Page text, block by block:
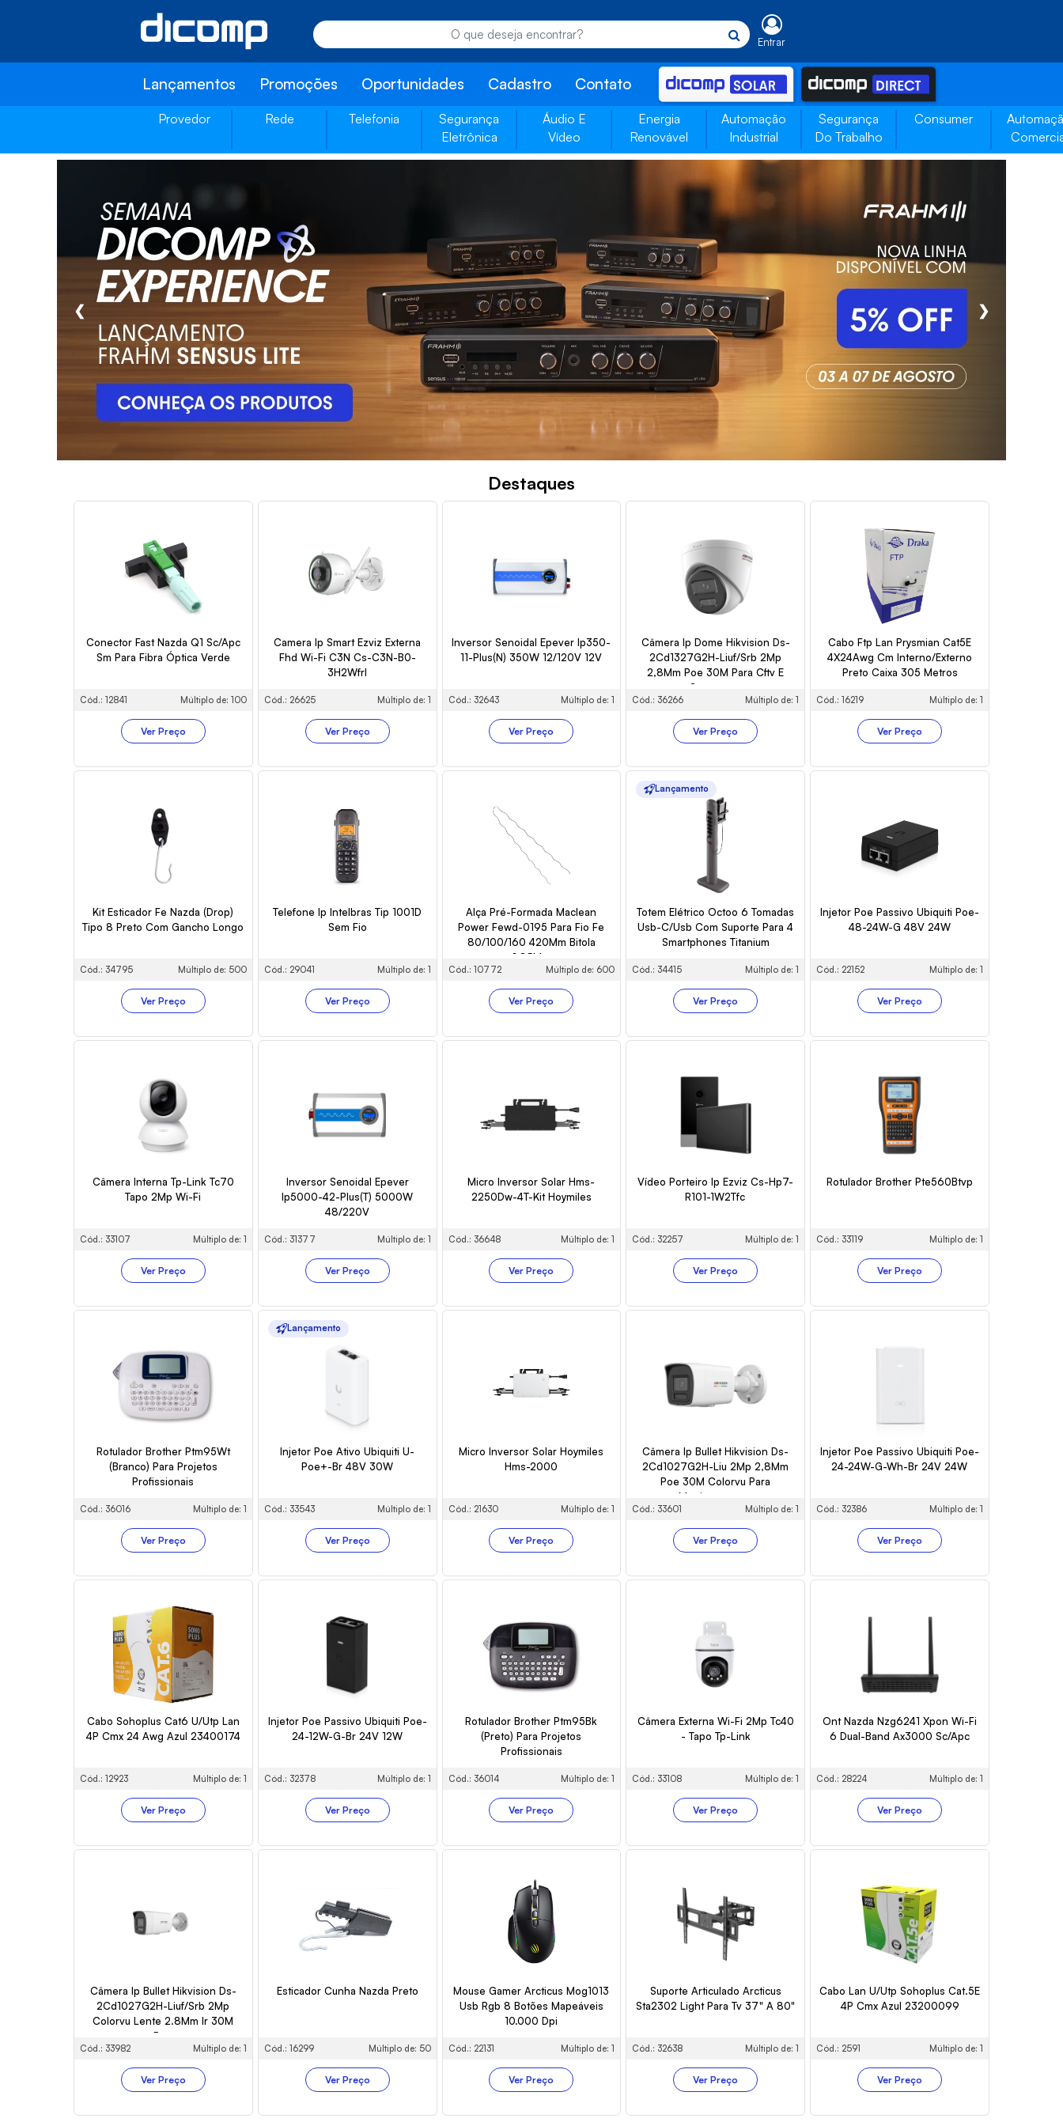
Entrar
Lançamentos Promoções Oportunidades Cadastro Contato
Provedor Rede Telefonia
Segurança
Eletrônica
Áudio E
Vídeo
Energia
Renovável
Automação
Industrial
Segurança
Do Trabalho
Consumer
❮ ❯
Destaques
Conector Fast Nazda Q1 Sc/Apc
Sm Para Fibra Óptica Verde
Cód.: 12841 Múltiplo de: 100
Ver Preço
Camera Ip Smart Ezviz Externa
Fhd Wi-Fi C3N Cs-C3N-B0-
3H2Wfrl
Cód.: 26625 Múltiplo de: 1
Ver Preço
Inversor Senoidal Epever Ip350-
11-Plus(N) 350W 12/120V 12V
Cód.: 32643 Múltiplo de: 1
Ver Preço
Câmera Ip Dome Hikvision Ds-
2Cd1327G2H-Liuf/Srb 2Mp
2,8Mm Poe 30M Para Cftv E
Segurança
Cód.: 36266 Múltiplo de: 1
Ver Preço
Cabo Ftp Lan Prysmian Cat5E
4X24Awg Cm Interno/Externo
Preto Caixa 305 Metros
Cód.: 16219 Múltiplo de: 1
Ver Preço
Kit Esticador Fe Nazda (Drop)
Tipo 8 Preto Com Gancho Longo
Cód.: 34795 Múltiplo de: 500
Ver Preço
Telefone Ip Intelbras Tip 1001D
Sem Fio
Cód.: 29041 Múltiplo de: 1
Ver Preço
Alça Pré-Formada Maclean
Power Fewd-0195 Para Fio Fe
80/100/160 420Mm Bitola
1,85Mm
Cód.: 10772 Múltiplo de: 600
Ver Preço
Lançamento
Totem Elétrico Octoo 6 Tomadas
Usb-C/Usb Com Suporte Para 4
Smartphones Titanium
Cód.: 34415 Múltiplo de: 1
Ver Preço
Injetor Poe Passivo Ubiquiti Poe-
48-24W-G 48V 24W
Cód.: 22152 Múltiplo de: 1
Ver Preço
Câmera Interna Tp-Link Tc70
Tapo 2Mp Wi-Fi
Cód.: 33107 Múltiplo de: 1
Ver Preço
Inversor Senoidal Epever
Ip5000-42-Plus(T) 5000W
48/220V
Cód.: 31377 Múltiplo de: 1
Ver Preço
Micro Inversor Solar Hms-
2250Dw-4T-Kit Hoymiles
Cód.: 36648 Múltiplo de: 1
Ver Preço
Vídeo Porteiro Ip Ezviz Cs-Hp7-
R101-1W2Tfc
Cód.: 32257 Múltiplo de: 1
Ver Preço
Rotulador Brother Pte560Btvp
Cód.: 33119 Múltiplo de: 1
Ver Preço
Rotulador Brother Ptm95Wt
(Branco) Para Projetos
Profissionais
Cód.: 36016 Múltiplo de: 1
Ver Preço
Lançamento
Injetor Poe Ativo Ubiquiti U-
Poe+-Br 48V 30W
Cód.: 33543 Múltiplo de: 1
Ver Preço
Micro Inversor Solar Hoymiles
Hms-2000
Cód.: 21630 Múltiplo de: 1
Ver Preço
Câmera Ip Bullet Hikvision Ds-
2Cd1027G2H-Liu 2Mp 2,8Mm
Poe 30M Colorvu Para
Monitoramento
Cód.: 33601 Múltiplo de: 1
Ver Preço
Injetor Poe Passivo Ubiquiti Poe-
24-24W-G-Wh-Br 24V 24W
Cód.: 32386 Múltiplo de: 1
Ver Preço
Cabo Sohoplus Cat6 U/Utp Lan
4P Cmx 24 Awg Azul 23400174
Cód.: 12923 Múltiplo de: 1
Ver Preço
Injetor Poe Passivo Ubiquiti Poe-
24-12W-G-Br 24V 12W
Cód.: 32378 Múltiplo de: 1
Ver Preço
Rotulador Brother Ptm95Bk
(Preto) Para Projetos
Profissionais
Cód.: 36014 Múltiplo de: 1
Ver Preço
Câmera Externa Wi-Fi 2Mp Tc40
- Tapo Tp-Link
Cód.: 33108 Múltiplo de: 1
Ver Preço
Ont Nazda Nzg6241 Xpon Wi-Fi
6 Dual-Band Ax3000 Sc/Apc
Cód.: 28224 Múltiplo de: 1
Ver Preço
Câmera Ip Bullet Hikvision Ds-
2Cd1027G2H-Liuf/Srb 2Mp
Colorvu Lente 2.8Mm Ir 30M
Poe
Cód.: 33982 Múltiplo de: 1
Ver Preço
Esticador Cunha Nazda Preto
Cód.: 16299 Múltiplo de: 50
Ver Preço
Mouse Gamer Arcticus Mog1013
Usb Rgb 8 Botões Mapeáveis
10.000 Dpi
Cód.: 22131 Múltiplo de: 1
Ver Preço
Suporte Articulado Arcticus
Sta2302 Light Para Tv 37" A 80"
Cód.: 32638 Múltiplo de: 1
Ver Preço
Cabo Lan U/Utp Sohoplus Cat.5E
4P Cmx Azul 23200099
Cód.: 2591 Múltiplo de: 1
Ver Preço